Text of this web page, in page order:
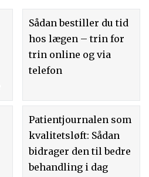
Sådan bestiller du tid
hos lægen – trin for
trin online og via
telefon
Patientjournalen som
kvalitetsløft: Sådan
bidrager den til bedre
behandling i dag